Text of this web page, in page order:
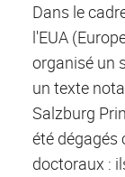
Dans le
l'EUA
organisé un
un texte
Salzburg
été dégagés
doctoraux :